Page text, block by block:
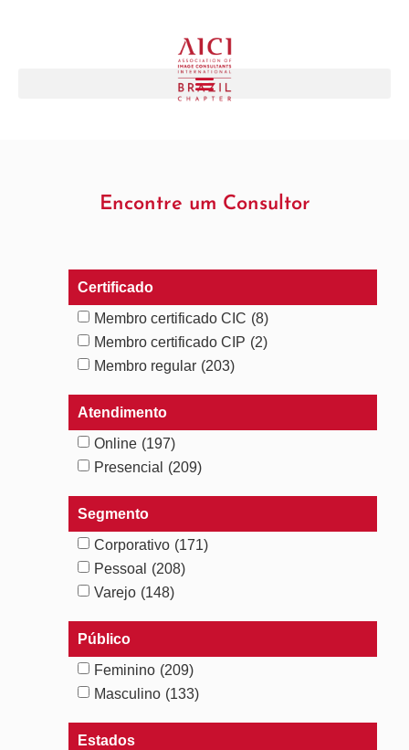
Encontre um Consultor
Certificado
Membro certificado CIC (8)
Membro certificado CIP (2)
Membro regular (203)
Atendimento
Online (197)
Presencial
(209)
Segmento
Corporativo (171)
Pessoal
(208)
Varejo (148)
Público
Feminino (209)
Masculino (133)
Estados